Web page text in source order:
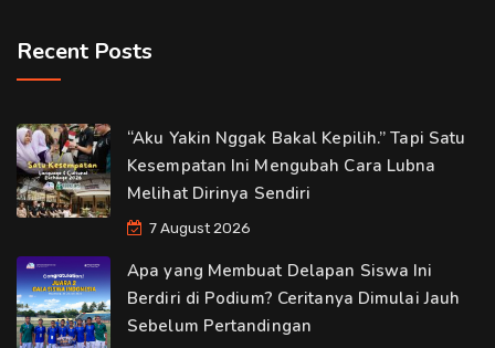
Recent Posts
“Aku Yakin Nggak Bakal Kepilih.” Tapi Satu
Kesempatan Ini Mengubah Cara Lubna
Melihat Dirinya Sendiri
7 August 2026
Apa yang Membuat Delapan Siswa Ini
Berdiri di Podium? Ceritanya Dimulai Jauh
Sebelum Pertandingan